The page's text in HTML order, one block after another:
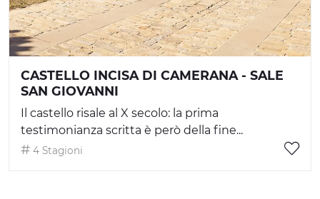
CASTELLO INCISA DI CAMERANA - SALE
SAN GIOVANNI
Il castello risale al X secolo: la prima
testimonianza scritta è però della fine...
4 Stagioni